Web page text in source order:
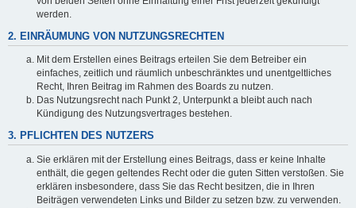
werden.
2. EINRÄUMUNG VON NUTZUNGSRECHTEN
Mit dem Erstellen eines Beitrags erteilen Sie dem Betreiber ein
einfaches, zeitlich und räumlich unbeschränktes und unentgeltliches
Recht, Ihren Beitrag im Rahmen des Boards zu nutzen.
Das Nutzungsrecht nach Punkt 2, Unterpunkt a bleibt auch nach
Kündigung des Nutzungsvertrages bestehen.
3. PFLICHTEN DES NUTZERS
Sie erklären mit der Erstellung eines Beitrags, dass er keine Inhalte
enthält, die gegen geltendes Recht oder die guten Sitten verstoßen. Sie
erklären insbesondere, dass Sie das Recht besitzen, die in Ihren
Beiträgen verwendeten Links und Bilder zu setzen bzw. zu verwenden.